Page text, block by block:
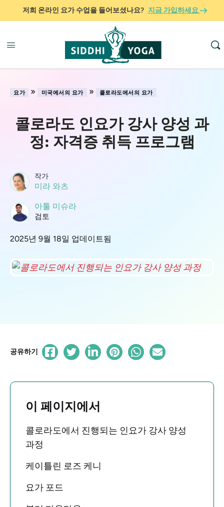
저희 온라인 요가 수업을 들어보셨나요? 지금 가입하세요
요가 » 미국에서의 요가 » 콜로라도에서의 요가
콜로라도 인요가 강사 양성 과
정: 자격증 취득 프로그램
작가
미라 와츠
아툴 미슈라
검토
2025년 9월 18일 업데이트됨
공유하기
이 페이지에서
콜로라도에서 진행되는 인요가 강사 양성
과정
케이틀린 로즈 케니
요가 포드